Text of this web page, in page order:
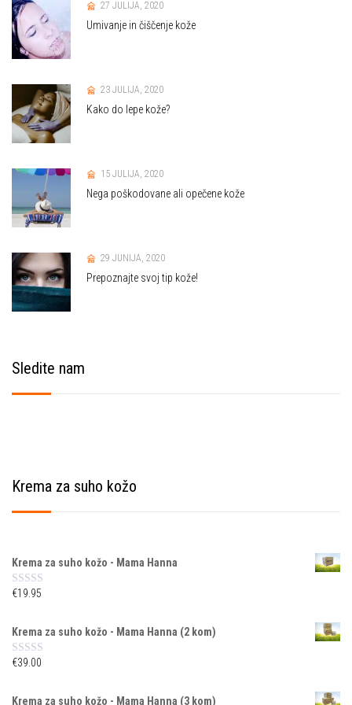
27 JULIJA, 2020
Umivanje in čiščenje kože
23 JULIJA, 2020
Kako do lepe kože?
15 JULIJA, 2020
Nega poškodovane ali opečene kože
29 JUNIJA, 2020
Prepoznajte svoj tip kože!
Sledite nam
Krema za suho kožo
Krema za suho kožo - Mama Hanna
O
n
j
e
n
o
€19.95
Krema za suho kožo - Mama Hanna (2 kom)
O
n
€39.00
Krema za suho kožo - Mama Hanna (3 kom)